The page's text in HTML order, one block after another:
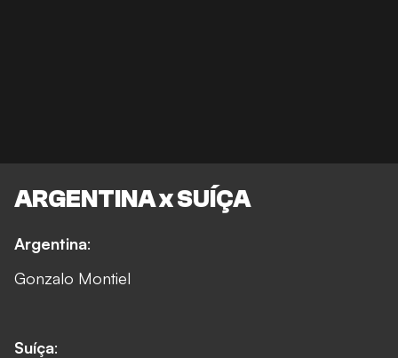
ARGENTINA x SUÍÇA
Argentina:
Gonzalo Montiel
Suíça: